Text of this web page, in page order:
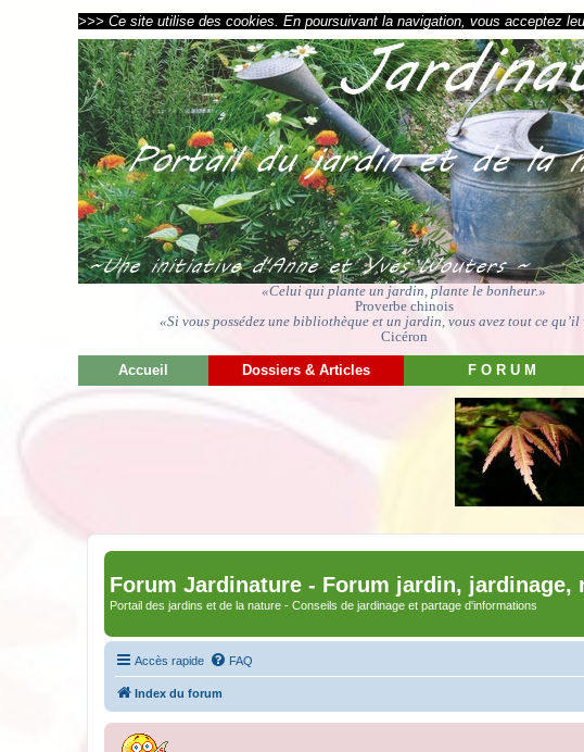
>>> Ce site utilise des cookies. En poursuivant la navigation, vous acceptez
«Celui qui plante un jardin, plante le bonheur.»
Proverbe chinois
«Si vous possédez une bibliothèque et un jardin, vous avez tout ce qu’il
Cicéron
Accueil Dossiers & Articles F O R U M
Forum Jardinature - Forum jardin, jardinage,
Portail des jardins et de la nature - Conseils de jardinage et partage d'informations
Accès rapide FAQ
Index du forum